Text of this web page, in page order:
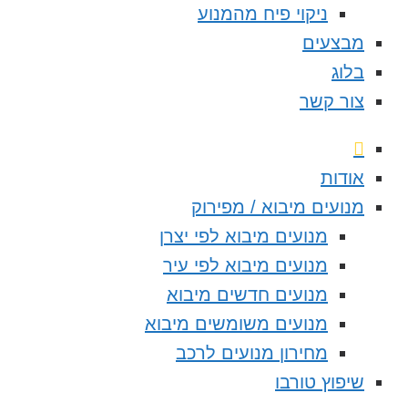
ניקוי פיח מהמנוע
מבצעים
בלוג
צור קשר
אודות
מנועים מיבוא / מפירוק
מנועים מיבוא לפי יצרן
מנועים מיבוא לפי עיר
מנועים חדשים מיבוא
מנועים משומשים מיבוא
מחירון מנועים לרכב
שיפוץ טורבו